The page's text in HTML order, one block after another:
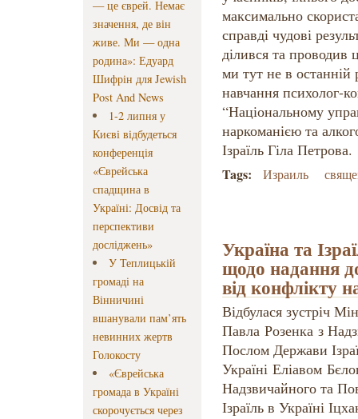
— це єврей. Немає
значення, де він
живе. Ми — одна
родина»: Едуард
Шифрін для Jewish
Post And News
1-2 липня у
Києві відбудеться
конференція
«Єврейська
спадщина в
Україні: Досвід та
перспективи
досліджень»
У Теплицькій
громаді на
Вінничині
вшанували пам’ять
невинних жертв
Голокосту
«Єврейська
громада в Україні
скорочується через
максимально
справді чудові
ділився та проводив
ми тут не в останній
навчання психолог-
“Національному
наркоманією та
Ізраїль Гіла Петрова.
Tags: Израиль
Україна та
щодо надання
від конфлікту
Відбулася зустріч
Павла Розенка з
Послом Держави
Україні Еліавом
Надзвичайного та
Ізраїль в Україні